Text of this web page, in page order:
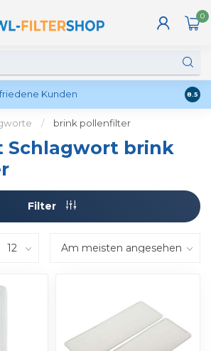
0
Kunden 8.5
/ brink pollenfilter
Schlagwort brink
Filter